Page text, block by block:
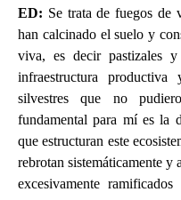
ED: Se trata de fuegos de
han calcinado el suelo y
viva, es decir pastizales y
infraestructura
silvestres que no
fundamental para mí es la
que estructuran este
rebrotan sistemáticamente y
excesivamente